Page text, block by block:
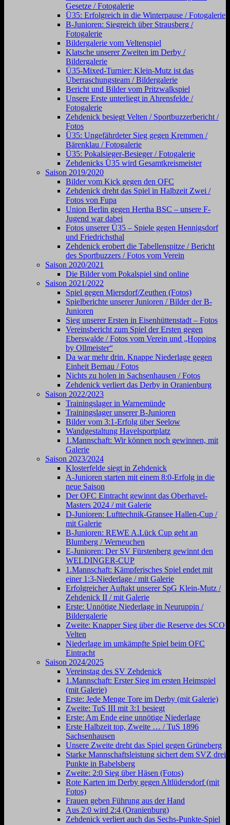
Gesetze / Fotogalerie
Ü35: Erfolgreich in die Winterpause / Fotogalerie
B-Junioren: Siegreich über Strausberg /
Fotogalerie
Bildergalerie vom Veltenspiel
Klatsche unserer Zweiten im Derby /
Bildergalerie
Ü35-Mixed-Turnier: Klein-Mutz ist das
Überraschungsteam / Bildergalerie
Bericht und Bilder vom Pritzwalkspiel
Unsere Erste unterliegt in Ahrensfelde /
Fotogalerie
Zehdenick besiegt Velten / Sportbuzzerbericht /
Fotos
Ü35: Ungefährdeter Sieg gegen Kremmen /
Bärenklau / Fotogalerie
Ü35: Pokalsieger-Besieger / Fotogalerie
Zehdenicks Ü35 wird Gesamtkreismeister
Saison 2019/2020
Bilder vom Kick gegen den OFC
Zehdenick dreht das Spiel in Halbzeit Zwei /
Fotos von Fupa
Union Berlin gegen Hertha BSC – unsere F-
Jugend war dabei
Fotos unserer Ü35 – Spiele gegen Hennigsdorf
und Friedrichsthal
Zehdenick erobert die Tabellenspitze / Bericht
des Sportbuzzers / Fotos vom Verein
Saison 2020/2021
Die Bilder vom Pokalspiel sind online
Saison 2021/2022
Spiel gegen Miersdorf/Zeuthen (Fotos)
Spielberichte unserer Junioren / Bilder der B-
Junioren
Sieg unserer Ersten in Eisenhüttenstadt – Fotos
Vereinsbericht zum Spiel der Ersten gegen
Eberswalde / Fotos vom Verein und „Hopping
by Ollmeister“
Da war mehr drin. Knappe Niederlage gegen
Einheit Bernau / Fotos
Nichts zu holen in Sachsenhausen / Fotos
Zehdenick verliert das Derby in Oranienburg
Saison 2022/2023
Trainingslager in Warnemünde
Trainingslager unserer B-Junioren
Bilder vom 3:1-Erfolg über Seelow
Wandgestaltung Havelsportplatz
1.Mannschaft: Wir können noch gewinnen, mit
Galerie
Saison 2023/2024
Klosterfelde siegt in Zehdenick
A-Junioren starten mit einem 8:0-Erfolg in die
neue Saison
Der OFC Eintracht gewinnt das Oberhavel-
Masters 2024 / mit Galerie
D-Junioren: Lufttechnik-Gransee Hallen-Cup /
mit Galerie
B-Junioren: REWE A.Lück Cup geht an
Blumberg / Werneuchen
E-Junioren: Der SV Fürstenberg gewinnt den
WELDINGER-CUP
1.Mannschaft: Kämpferisches Spiel endet mit
einer 1:3-Niederlage / mit Galerie
Erfolgreicher Auftakt unserer SpG Klein-Mutz /
Zehdenick II / mit Galerie
Erste: Unnötige Niederlage in Neuruppin /
Bildergalerie
Zweite: Knapper Sieg über die Reserve des SCO
Velten
Niederlage im umkämpfte Spiel beim OFC
Eintracht
Saison 2024/2025
Vereinstag des SV Zehdenick
1.Mannschaft: Erster Sieg im ersten Heimspiel
(mit Galerie)
Erste: Jede Menge Tore im Derby (mit Galerie)
Zweite: TuS III mit 3:1 besiegt
Erste: Am Ende eine unnötige Niederlage
Erste Halbzeit top, Zweite … / TuS 1896
Sachsenhausen
Unsere Zweite dreht das Spiel gegen Grüneberg
Starke Mannschaftsleistung sichert dem SVZ drei
Punkte in Babelsberg
Zweite: 2:0 Sieg über Häsen (Fotos)
Rote Karten im Derby gegen Altlüdersdorf (mit
Fotos)
Frauen geben Führung aus der Hand
Aus 2:0 wird 2:4 (Oranienburg)
Zehdenick verliert auch das Sechs-Punkte-Spiel